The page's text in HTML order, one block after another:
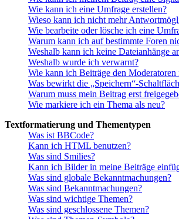
Wie kann ich eine Umfrage erstellen?
Wieso kann ich nicht mehr
Wie bearbeite oder lösche ich eine
Warum kann ich auf bestimmte Foren
Weshalb kann ich keine Dateianhänge
Weshalb wurde ich verwarnt?
Wie kann ich Beiträge den Moderatoren
Was bewirkt die „Speichern“-
Warum muss mein Beitrag erst
Wie markiere ich ein Thema als neu?
Textformatierung und Thementypen
Was ist BBCode?
Kann ich HTML benutzen?
Was sind Smilies?
Kann ich Bilder in meine Beiträge
Was sind globale Bekanntmachungen?
Was sind Bekanntmachungen?
Was sind wichtige Themen?
Was sind geschlossene Themen?